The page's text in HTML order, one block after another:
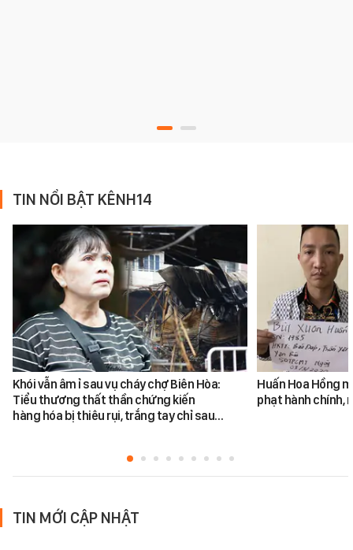
TIN NỔI BẬT KÊNH14
Khói vẫn âm ỉ sau vụ cháy chợ Biên Hòa:
Tiểu thương thất thần chứng kiến
hàng hóa bị thiêu rụi, trắng tay chỉ sau…
Huấn Hoa Hồng
phạt hành chính,
TIN MỚI CẬP NHẬT